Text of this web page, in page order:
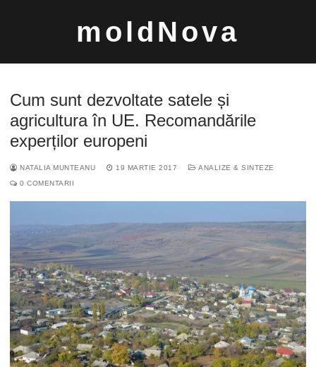
moldNova
după:
Cum sunt dezvoltate satele și
agricultura în UE. Recomandările
experților europeni
NATALIA MUNTEANU 19 MARTIE 2017
ANALIZE & SINTEZE
0 COMENTARII